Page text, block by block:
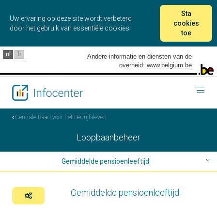
Uw ervaring op deze site wordt verbeterd
door het gebruik van essentiële cookies.
Sta
cookies
toe
nl fr
Andere informatie en diensten van de
overheid: www.belgium.be
Centrale Raad voor het Bedrijfsleven
Loopbaanbeheer
Gemiddelde pensioenleeftijd
Pensioen
Gemiddelde pensioenleeftijd